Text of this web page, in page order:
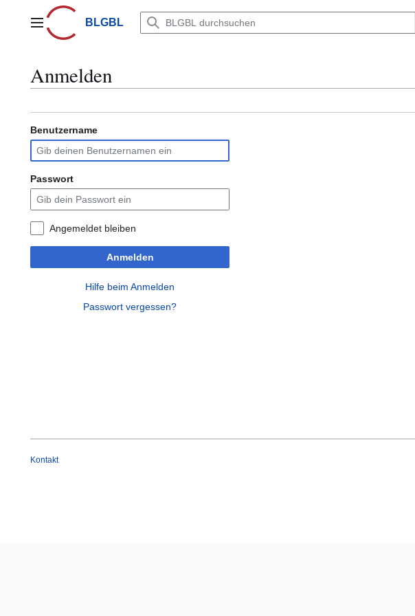
springenHauptmenüBLGBL
Anmelden
Benutzername
Passwort
Angemeldet bleiben
Anmelden
Hilfe beim Anmelden
Passwort vergessen?
Kontakt